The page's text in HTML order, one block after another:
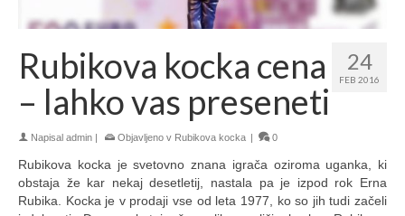
24
FEB 2016
Rubikova kocka cena
– lahko vas preseneti
Napisal admin | Objavljeno v Rubikova kocka | 0
Rubikova kocka je svetovno znana igrača oziroma uganka, ki
obstaja že kar nekaj desetletij, nastala pa je izpod rok Erna
Rubika. Kocka je v prodaji vse od leta 1977, ko so jih tudi začeli